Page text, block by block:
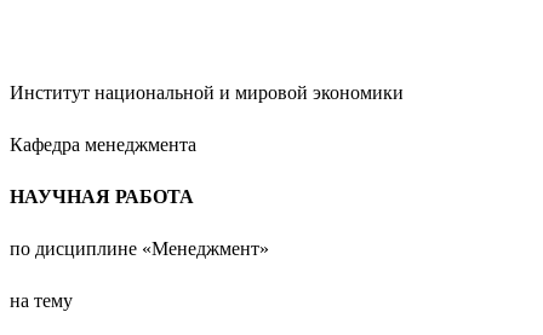
Институт национальной и мировой экономики
Кафедра менеджмента
НАУЧНАЯ РАБОТА
по дисциплине «Менеджмент»
на тему